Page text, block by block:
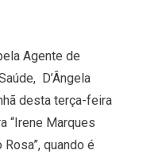
Agente de
D’Ângela
desta terça-feira
“Irene Marques
quando é